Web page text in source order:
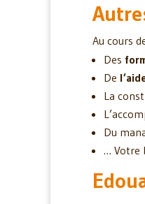
Au cours
Des
De
La
Du
… Votre